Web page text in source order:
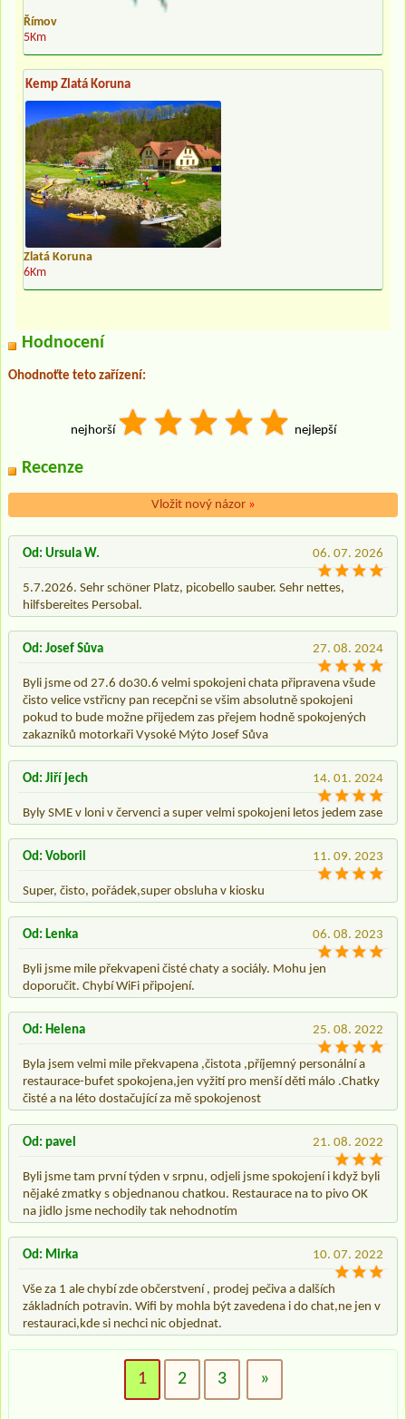
Římov
5Km
Kemp Zlatá Koruna
Zlatá Koruna
6Km
Hodnocení
Ohodnoťte teto zařízení:
nejhorší nejlepší
Recenze
Vložit nový názor »
06. 07. 2026
Od: Ursula W.
5.7.2026. Sehr schöner Platz, picobello sauber. Sehr nettes,
hilfsbereites Persobal.
27. 08. 2024
Od: Josef Sůva
Byli jsme od 27.6 do30.6 velmi spokojeni chata připravena všude
čisto velice vstřicny pan recepčni se všim absolutně spokojeni
pokud to bude možne přijedem zas přejem hodně spokojených
zakazniků motorkaři Vysoké Mýto Josef Sůva
14. 01. 2024
Od: Jiří jech
Byly SME v loni v červenci a super velmi spokojeni letos jedem zase
11. 09. 2023
Od: Voboril
Super, čisto, pořádek,super obsluha v kiosku
06. 08. 2023
Od: Lenka
Byli jsme mile překvapeni čisté chaty a sociály. Mohu jen
doporučit. Chybí WiFi připojení.
25. 08. 2022
Od: Helena
Byla jsem velmi mile překvapena ,čistota ,příjemný personální a
restaurace-bufet spokojena,jen vyžití pro menší děti málo .Chatky
čisté a na léto dostačující za mě spokojenost
21. 08. 2022
Od: pavel
Byli jsme tam první týden v srpnu, odjeli jsme spokojení i když byli
nějaké zmatky s objednanou chatkou. Restaurace na to pivo OK
na jidlo jsme nechodily tak nehodnotím
10. 07. 2022
Od: Mirka
Vše za 1 ale chybí zde občerstvení , prodej pečiva a dalších
základních potravin. Wifi by mohla být zavedena i do chat,ne jen v
restauraci,kde si nechci nic objednat.
1 2 3 »